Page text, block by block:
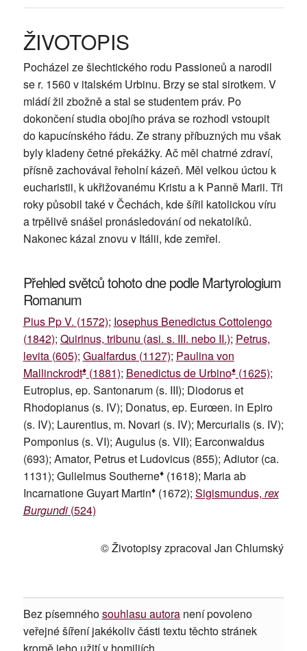
ŽIVOTOPIS
Pocházel ze šlechtického rodu Passioneů a narodil
se r. 1560 v italském Urbinu. Brzy se stal sirotkem. V
mládí žil zbožně a stal se studentem práv. Po
dokončení studia obojího práva se rozhodl vstoupit
do kapucínského řádu. Ze strany příbuzných mu však
byly kladeny četné překážky. Ač měl chatrné zdraví,
přísně zachovával řeholní kázeň. Měl velkou úctou k
eucharistii, k ukřižovanému Kristu a k Panně Marii. Tři
roky působil také v Čechách, kde šířil katolickou víru
a trpělivě snášel pronásledování od nekatolíků.
Nakonec kázal znovu v Itálii, kde zemřel.
Přehled světců tohoto dne podle Martyrologium
Romanum
Pius Pp V. (1572); Iosephus Benedictus Cottolengo
(1842); Quirinus, tribunu (asi. s. III. nebo II.); Petrus,
levita (605); Gualfardus (1127); Paulina von
Mallinckrodt♦(1881); Benedictus de Urbino♦(1625);
Eutropius, ep. Santonarum (s. III); Diodorus et
Rhodopianus (s. IV); Donatus, ep. Eurœen. in Epiro
(s. IV); Laurentius, m. Novari (s. IV); Mercurialis (s. IV);
Pomponius (s. VI); Augulus (s. VII); Earconwaldus
(693); Amator, Petrus et Ludovicus (855); Adiutor (ca.
1131); Gulielmus Southerne♦(1618); Maria ab
Incarnatione Guyart Martin♦(1672); Sigismundus, rex
Burgundi(524)
© Životopisy zpracoval Jan Chlumský
Bez písemnéhosouhlasu autoranení povoleno
veřejné šíření jakékoliv části textu těchto stránek